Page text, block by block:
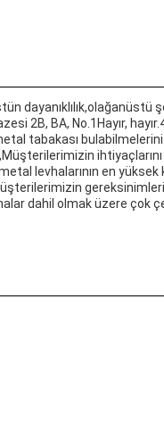
dayanıklılık,olağanüstü
BA, No.1Hayır,
tabakası
ihtiyaçlarını
levhalarının en yüksek
dahil olmak üzere çok